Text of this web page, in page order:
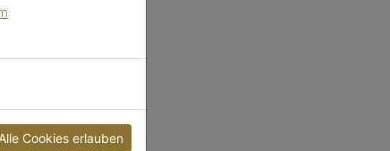
Alle Cookies erlauben